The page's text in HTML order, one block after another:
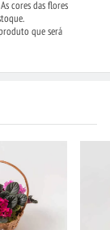
cores das flores
que será